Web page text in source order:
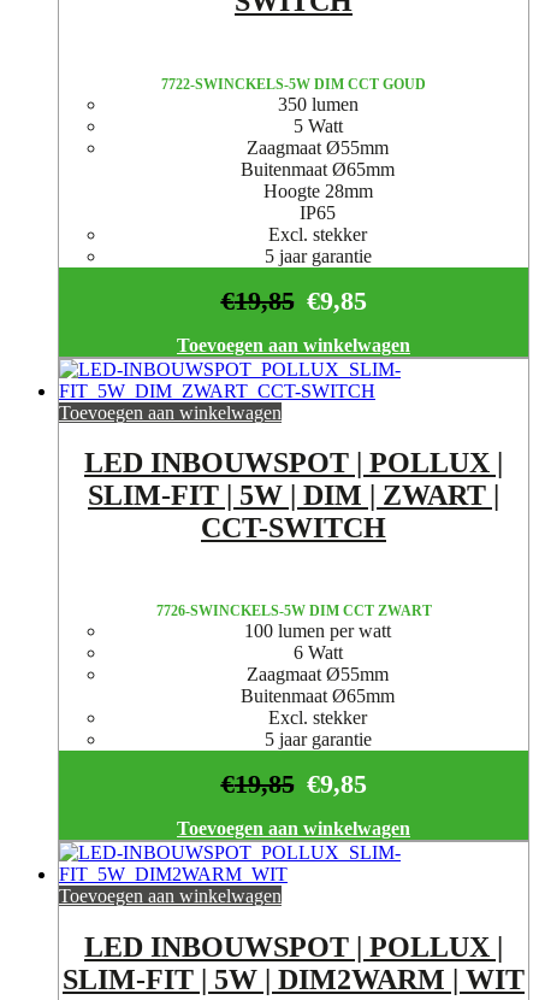
7722-SWINCKELS-5W DIM CCT GOUD
350 lumen
5 Watt
Zaagmaat Ø55mm
Buitenmaat Ø65mm
Hoogte 28mm
IP65
Excl. stekker
5 jaar garantie
€9,85
€19,85
Toevoegen aan winkelwagen
Toevoegen aan winkelwagen
LED INBOUWSPOT | POLLUX |
SLIM-FIT | 5W | DIM | ZWART |
CCT-SWITCH
7726-SWINCKELS-5W DIM CCT ZWART
100 lumen per watt
6 Watt
Zaagmaat Ø55mm
Buitenmaat Ø65mm
Excl. stekker
5 jaar garantie
€9,85
€19,85
Toevoegen aan winkelwagen
Toevoegen aan winkelwagen
LED INBOUWSPOT | POLLUX |
SLIM-FIT | 5W | DIM2WARM | WIT